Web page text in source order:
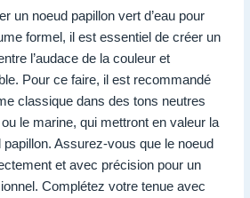
un noeud papillon vert d’eau pour
formel, il est essentiel de créer un
l’audace de la couleur et
Pour ce faire, il est recommandé
classique dans des tons neutres
le marine, qui mettront en valeur la
Assurez-vous que le noeud
et avec précision pour un
Complétez votre tenue avec